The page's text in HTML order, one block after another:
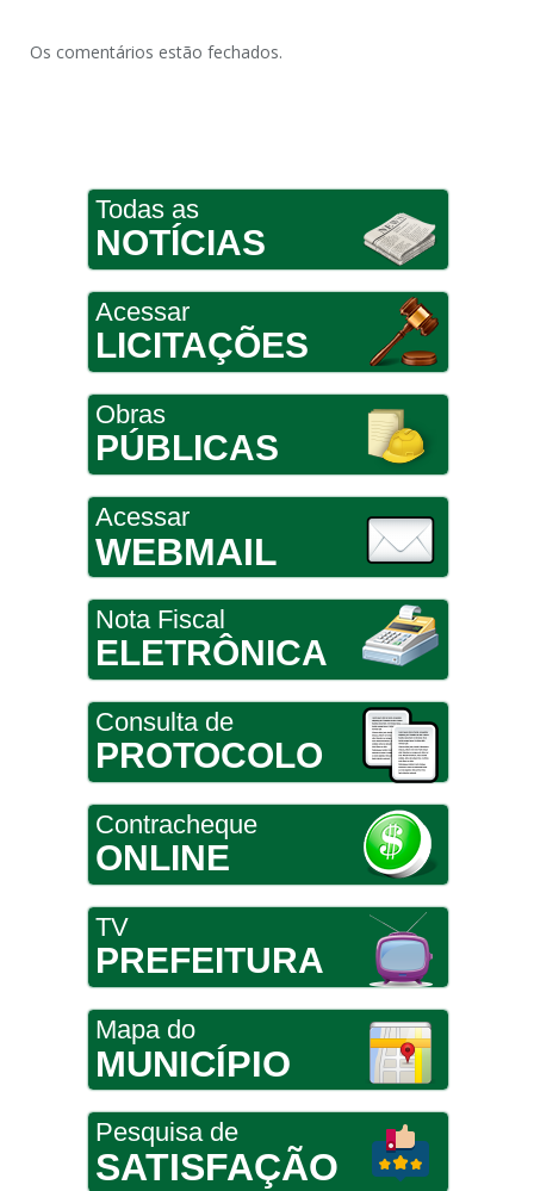
Os comentários estão fechados.
Todas as
NOTÍCIAS
Acessar
LICITAÇÕES
Obras
PÚBLICAS
Acessar
WEBMAIL
Nota Fiscal
ELETRÔNICA
Consulta de
PROTOCOLO
Contracheque
ONLINE
TV
PREFEITURA
Mapa do
MUNICÍPIO
Pesquisa de
SATISFAÇÃO